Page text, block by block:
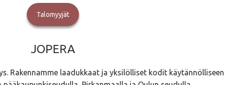
Talomyyjät
JOPERA
Rakennamme laadukkaat ja yksilölliset kodit käytännölliseen